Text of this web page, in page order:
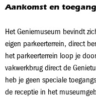
Aankomst en toegang
Het Geniemuseum bevindt
eigen parkeerterrein, direct
het parkeerterrein loop je
vakwerkbrug direct de
heb je geen speciale
de receptie in het